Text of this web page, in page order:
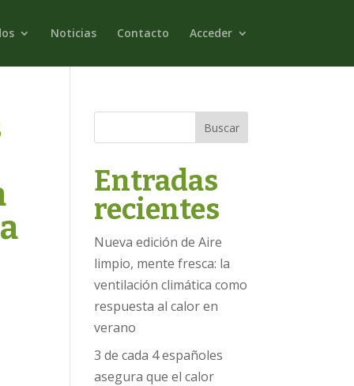
Noticias Contacto Acceder
Buscar
Entradas
recientes
Nueva edición de Aire
limpio, mente fresca: la
ventilación climática como
respuesta al calor en
verano
3 de cada 4 españoles
asegura que el calor